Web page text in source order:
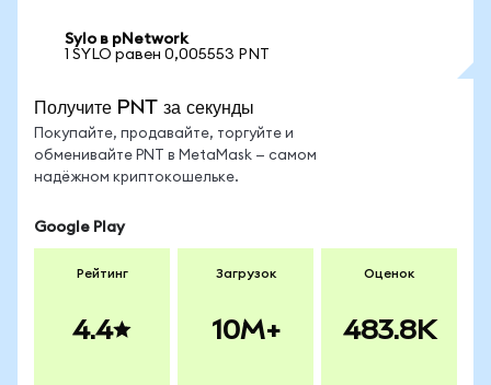
Sylo в pNetwork
1 SYLO равен 0,005553 PNT
Получите PNT за секунды
Покупайте, продавайте, торгуйте и
обменивайте PNT в MetaMask — самом
надёжном криптокошельке.
Google Play
Рейтинг
4.4
Загрузок
10M+
Оценок
483.8K